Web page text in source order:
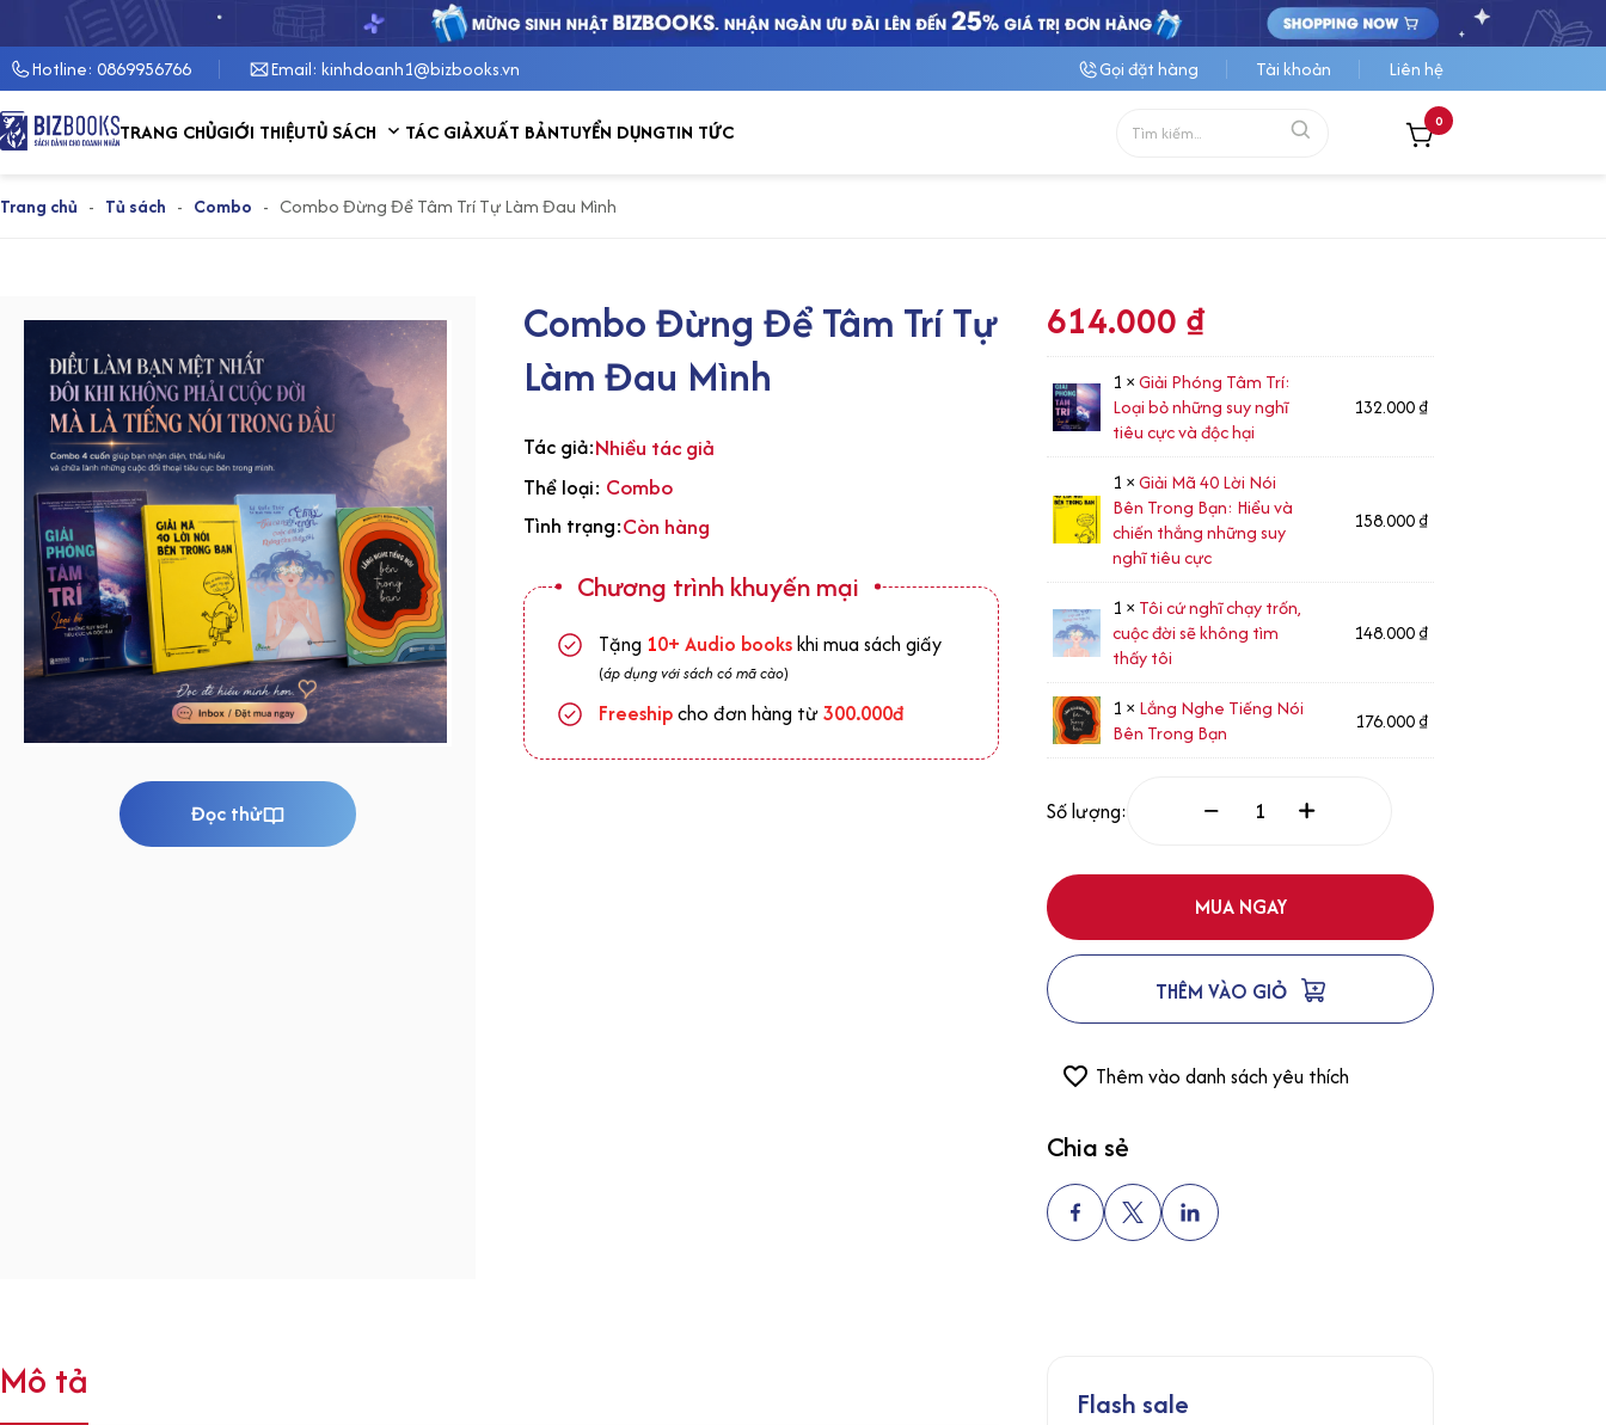
Hotline: 0869956766 Email: kinhdoanh1@bizbooks.vn Gọi đặt hàng Tài khoản Liên hệ
TRANG CHỦGIỚI THIỆUTỦ SÁCH Show submenu for Tủ sách
TÁC GIẢXUẤT BẢNTUYỂN DỤNGTIN TỨC 0
Trang chủ - Tủ sách - Combo - Combo Đừng Để Tâm Trí Tự Làm Đau Mình
Đọc thử
Combo Đừng Để Tâm Trí Tự
Làm Đau Mình
Tác giả:Nhiều tác giả
Thể loại: Combo
Tình trạng:Còn hàng
Chương trình khuyến mại
Tặng 10+ Audio bookskhi mua sách giấy
(áp dụng với sách có mã cào)
Freeshipcho đơn hàng từ300.000đ
614.000 ₫
1 ×Giải Phóng Tâm Trí:
Loại bỏ những suy nghĩ
tiêu cực và độc hại
132.000₫
1 ×Giải Mã 40 Lời Nói
Bên Trong Bạn: Hiểu và
chiến thắng những suy
nghĩ tiêu cực
158.000₫
1 × Tôi cứ nghĩ chạy trốn,
cuộc đời sẽ không tìm
thấy tôi
148.000₫
1 × Lắng Nghe Tiếng Nói
Bên Trong Bạn
176.000₫
Số lượng:
MUA NGAY
THÊM VÀO GIỎ
Thêm vào danh sách yêu thích
Chia sẻ
Mô tả Flash sale